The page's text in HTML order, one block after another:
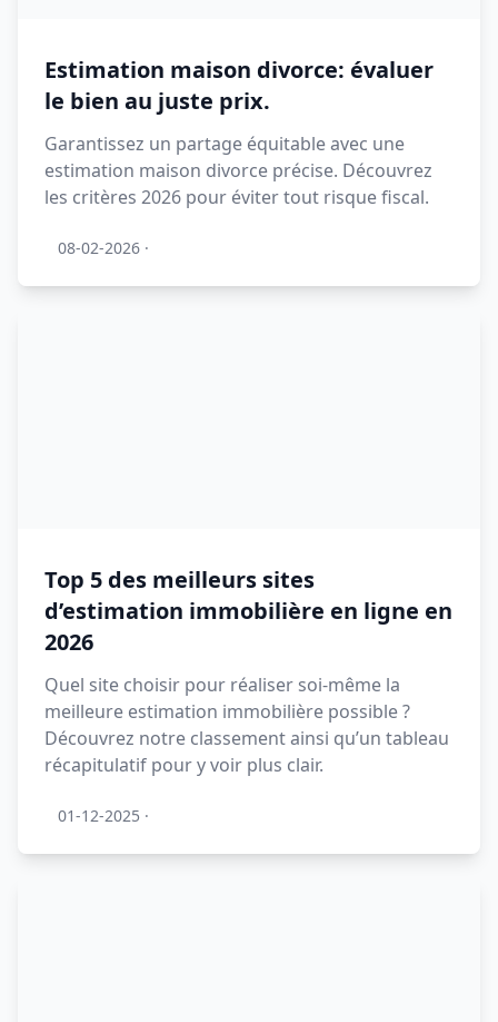
Estimation maison divorce: évaluer
le bien au juste prix.
Garantissez un partage équitable avec une
estimation maison divorce précise. Découvrez
les critères 2026 pour éviter tout risque fiscal.
08-02-2026 ·
Top 5 des meilleurs sites
d’estimation immobilière en ligne en
2026
Quel site choisir pour réaliser soi-même la
meilleure estimation immobilière possible ?
Découvrez notre classement ainsi qu’un tableau
récapitulatif pour y voir plus clair.
01-12-2025 ·